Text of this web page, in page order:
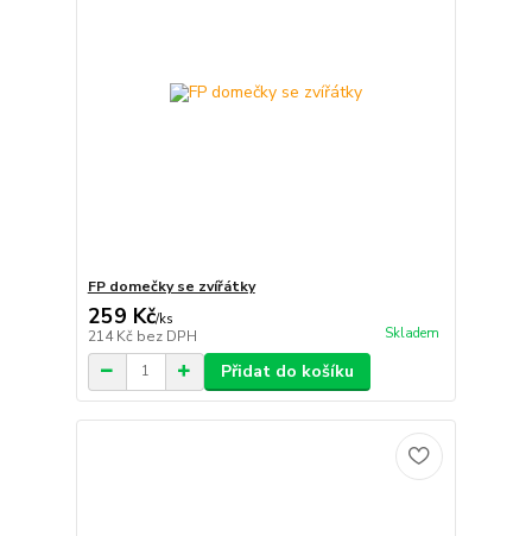
FP domečky se zvířátky
259 Kč/ks
214 Kč bez DPH Skladem
Přidat do košíku